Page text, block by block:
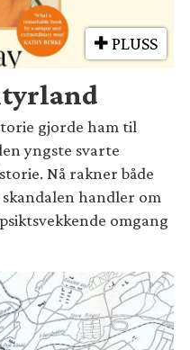
PLUSS
gjorde ham til
yngste svarte
Nå rakner både
handler om
omgang